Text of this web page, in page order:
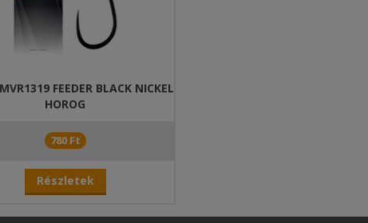
FEEDER BLACK NICKEL
HOROG
780 Ft
Részletek